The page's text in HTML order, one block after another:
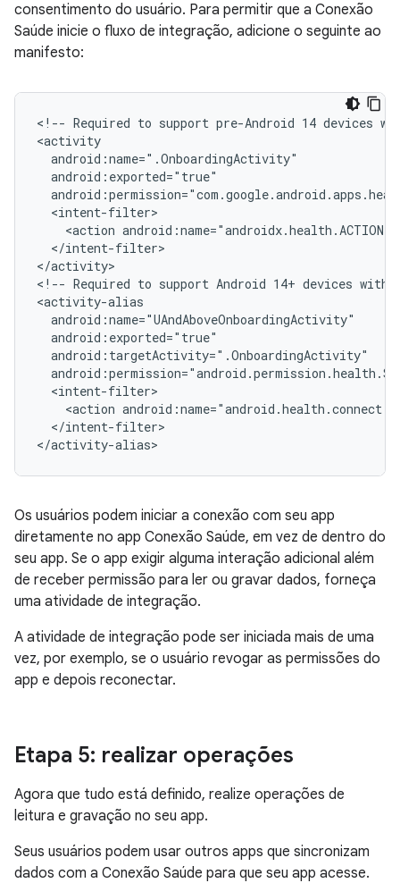
consentimento do usuário. Para permitir que a Conexão
Saúde inicie o fluxo de integração, adicione o seguinte ao
manifesto:
<!-- Required to support pre-Android 14 devices
<action
</intent-filter>
</activity>
<!-- Required to support Android 14+ devices with
<action
</intent-filter>
Os usuários podem iniciar a conexão com seu app
diretamente no app Conexão Saúde, em vez de dentro do
seu app. Se o app exigir alguma interação adicional além
de receber permissão para ler ou gravar dados, forneça
uma atividade de integração.
A atividade de integração pode ser iniciada mais de uma
vez, por exemplo, se o usuário revogar as permissões do
app e depois reconectar.
Etapa 5: realizar operações
Agora que tudo está definido, realize operações de
leitura e gravação no seu app.
Seus usuários podem usar outros apps que sincronizam
dados com a Conexão Saúde para que seu app acesse.